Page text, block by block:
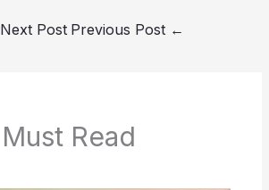
←
Next Post
Must Read